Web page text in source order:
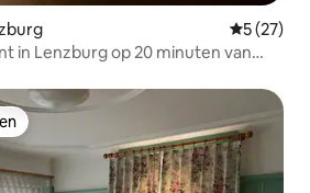
5 (27)
in Lenzburg op 20 minuten van